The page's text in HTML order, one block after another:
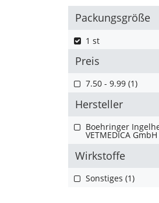
Packungsgröße
1 st
Preis
7.50 - 9.99 (1)
Hersteller
Boehringer
VETMEDICA GmbH
Wirkstoffe
Sonstiges (1)